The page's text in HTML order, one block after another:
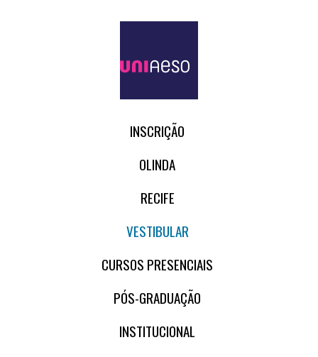
INSCRIÇÃO
OLINDA
RECIFE
VESTIBULAR
CURSOS PRESENCIAIS
PÓS-GRADUAÇÃO
INSTITUCIONAL